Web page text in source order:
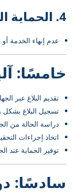
4. الحماية الوظيفية
عدم إنهاء الخدمة أو
خامسًا:
تقديم البلاغ عبر
تسجيل البلاغ
دراسة الحالة من
اتخاذ إجراءات
توفير الحماية عند
سادسًا: